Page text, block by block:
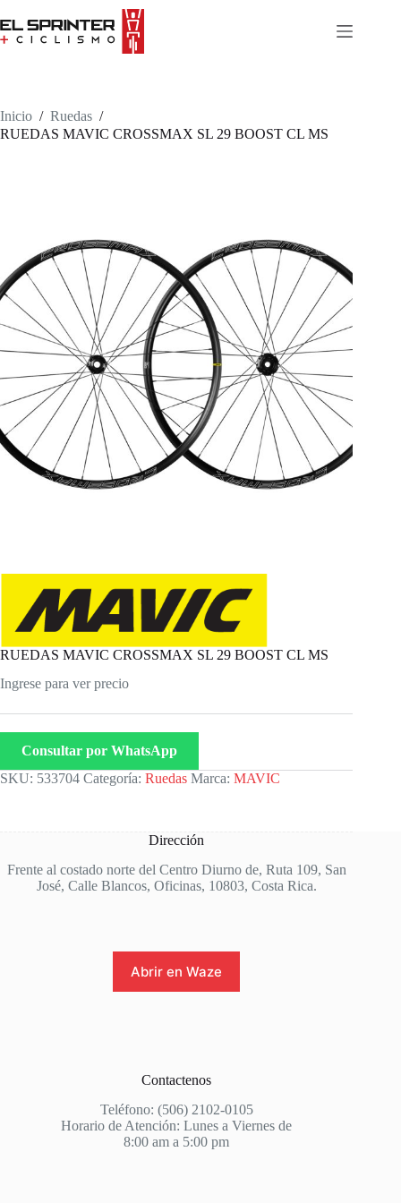
to
content
Inicio / Ruedas /
RUEDAS MAVIC CROSSMAX SL 29 BOOST CL MS
RUEDAS MAVIC CROSSMAX SL 29 BOOST CL MS
Ingrese para ver precio
Consultar por WhatsApp
SKU: 533704 Categoría: Ruedas Marca: MAVIC
Dirección
Frente al costado norte del Centro Diurno de, Ruta 109, San
José, Calle Blancos, Oficinas, 10803, Costa Rica.
Abrir en Waze
Contactenos
Teléfono: (506) 2102-0105
Horario de Atención: Lunes a Viernes de
8:00 am a 5:00 pm